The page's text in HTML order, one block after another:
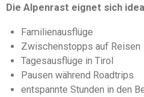
Die Alpenrast eignet sich
Familienausflüge
Zwischenstopps auf Reisen
Tagesausflüge in Tirol
Pausen während Roadtrips
entspannte Stunden in den